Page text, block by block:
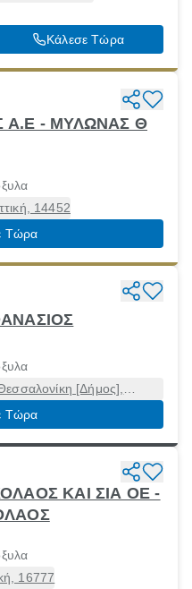
Κάλεσε Τώρα
Α.Ε - ΜΥΛΩΝΑΣ Θ
14452
Τώρα
[Δήμος],
54630
Τώρα
ΚΑΙ ΣΙΑ ΟΕ -
16777